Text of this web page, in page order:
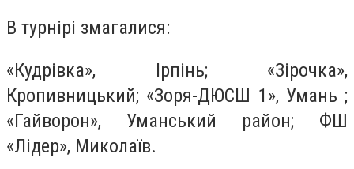
В турнірі змагалися:
«Кудрівка», Ірпінь; «Зірочка»,
Кропивницький; «Зоря-ДЮСШ 1», Умань ;
«Гайворон», Уманський район; ФШ
«Лідер», Миколаїв.